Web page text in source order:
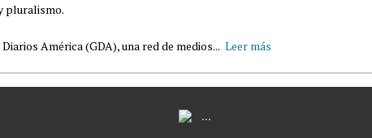
pluralismo.
América (GDA), una red de medios... Leer más
...